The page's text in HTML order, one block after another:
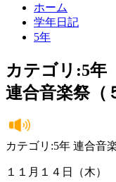
ホーム
学年日記
5年
カテゴリ:5年
連合音楽祭（
カテゴリ:5年 連合音
１１月１４日（木）